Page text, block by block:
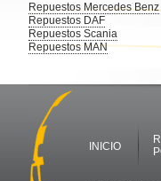
Repuestos Mercedes Benz
Repuestos DAF
Repuestos Scania
Repuestos MAN
INICIO